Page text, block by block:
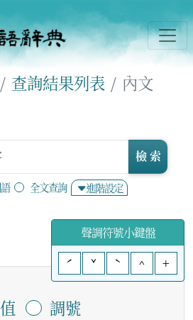
查詢結果列表 內文
全文查詢 進階設定
檢 索
聲調符號小鍵盤
ˊ
ˇ ˋ ^ +
調號